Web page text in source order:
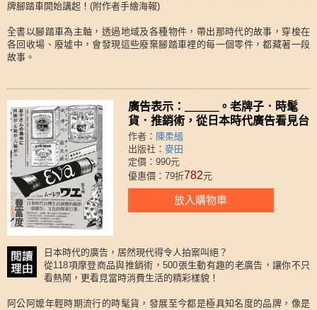
牌腳踏車開始講起！(附作者手繪海報)
全書以腳踏車為主軸，透過地域及各種物件，帶出那時代的故事，穿梭在
各回收場、廢墟中，會發現這些廢棄腳踏車裡的每一個零件，都藏著一段
故事。
廣告表示：＿＿＿。老牌子．時髦
貨．推銷術，從日本時代廣告看見台
灣的摩登生活
作者： 陳柔縉
出版社：麥田
定價：990元
優惠價：79折782元
放入購物車
日本時代的廣告，居然現代得令人拍案叫絕？
從118項摩登商品與推銷術，500張生動有趣的老廣告，讓你不只
看熱鬧，更看見當時消費生活的精彩樣貌！
阿公阿嬤年輕時期流行的時髦貨，發展至今都是極具知名度的品牌，像是